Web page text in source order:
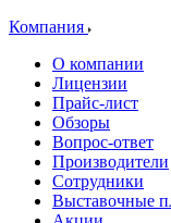
Компания
О компании
Лицензии
Прайс-лист
Обзоры
Вопрос-ответ
Производители
Сотрудники
Выставочные